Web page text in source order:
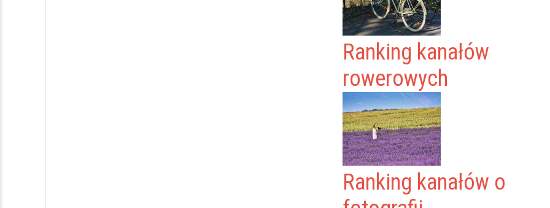
Ranking kanałów
rowerowych
Ranking kanałów o